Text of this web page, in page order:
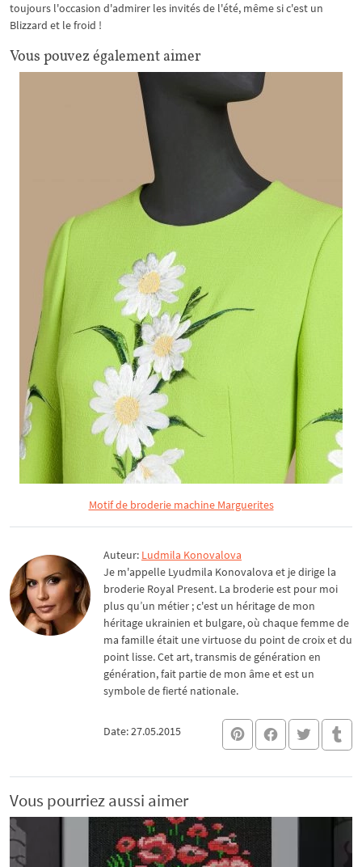
toujours l'occasion d'admirer les invités de l'été, même si c'est un
Blizzard et le froid !
Vous pouvez également aimer
Motif de broderie machine Marguerites
Auteur: Ludmila Konovalova
Je m'appelle Lyudmila Konovalova et je dirige la
broderie Royal Present. La broderie est pour moi
plus qu’un métier ; c'est un héritage de mon
héritage ukrainien et bulgare, où chaque femme de
ma famille était une virtuose du point de croix et du
point lisse. Cet art, transmis de génération en
génération, fait partie de mon âme et est un
symbole de fierté nationale.
Date: 27.05.2015
Vous pourriez aussi aimer